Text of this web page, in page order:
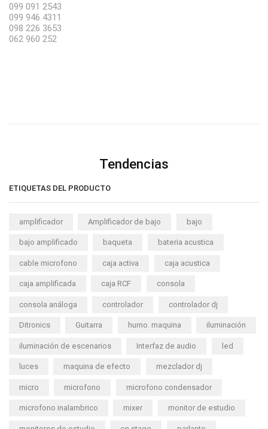
099 091 2543
099 946 4311
098 226 3653
062 960 252
Tendencias
ETIQUETAS DEL PRODUCTO
amplificador Amplificador de bajo bajo
bajo amplificado baqueta bateria acustica
cable microfono caja activa caja acustica
caja amplificada caja RCF consola
consola análoga controlador controlador dj
Ditronics Guitarra humo. maquina iluminación
iluminación de escenarios Interfaz de audio led
luces maquina de efecto mezclador dj
micro microfono microfono condensador
microfono inalambrico mixer monitor de estudio